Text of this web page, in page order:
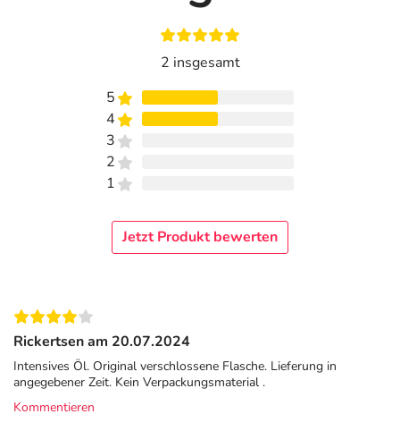
2 insgesamt
5
4
3
2
1
Jetzt Produkt bewerten
Rickertsen am 20.07.2024
Intensives Öl. Original verschlossene Flasche. Lieferung in
angegebener Zeit. Kein Verpackungsmaterial .
Kommentieren